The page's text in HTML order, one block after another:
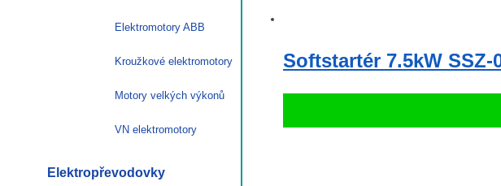
Softstartér 7.5kW SSZ-
Elektromotory ABB
Kroužkové elektromotory
Motory velkých výkonů
VN elektromotory
Elektropřevodovky